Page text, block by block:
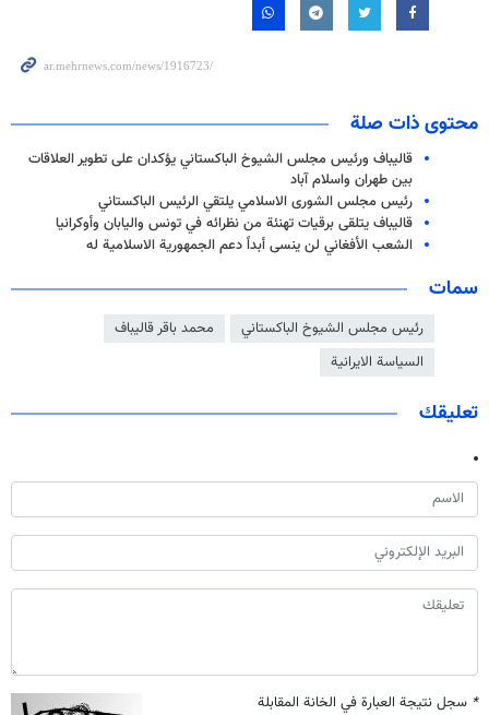
محتوى ذات صلة
قاليباف ورئيس مجلس الشيوخ الباكستاني يؤكدان على تطوير العلاقات
بين طهران واسلام آباد
رئيس مجلس الشورى الاسلامي يلتقي الرئيس الباكستاني
قاليباف يتلقى برقيات تهنئة من نظرائه في تونس واليابان وأوكرانيا
الشعب الأفغاني لن ينسى أبداً دعم الجمهورية الاسلامية له
سمات
رئيس مجلس الشيوخ الباكستاني
محمد باقر قاليباف
السياسة الايرانية
تعليقك
* سجل نتيجة العبارة في الخانة المقابلة